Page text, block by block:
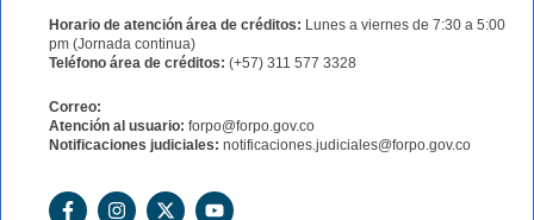
Horario de atención área de créditos: Lunes a viernes de 7:30 a 5:00
pm (Jornada continua)
Teléfono área de créditos: (+57) 311 577 3328
Correo:
Atención al usuario: forpo@forpo.gov.co
Notificaciones judiciales: notificaciones.judiciales@forpo.gov.co
F
I
X
Y